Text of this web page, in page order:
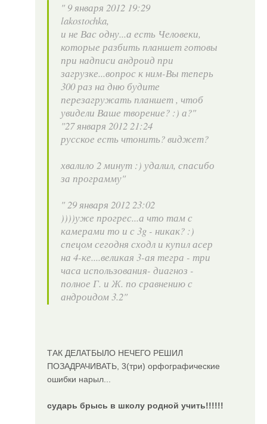
" 9 января 2012 19:29
lakostochka,
и не Вас одну...а есть Человеки,
которые разбить планшет готовы
при надписи андроид при
загрузке...вопрос к ним-Вы теперь
300 раз на дню будите
перезагружать планшет , чтоб
увидели Ваше творение? :) а?"
"27 января 2012 21:24
русское есть чтонить? виджет?
хвалило 2 минут :) удалил, спасибо
за программу"
" 29 января 2012 23:02
))))уже прогрес...а что там с
камерами то и с 3g - никак? :)
спецом сегодня сходл и купил асер
на 4-ке....великая 3-ая тегра - три
часа использования- диагноз -
полное Г. и Ж. по сравнению с
андроидом 3.2"
ТАК ДЕЛАТБЫЛО НЕЧЕГО РЕШИЛ
ПОЗАДРАЧИВАТЬ, 3(три) орфографические
ошибки нарыл...
сударь брысь в школу родной учить!!!!!!